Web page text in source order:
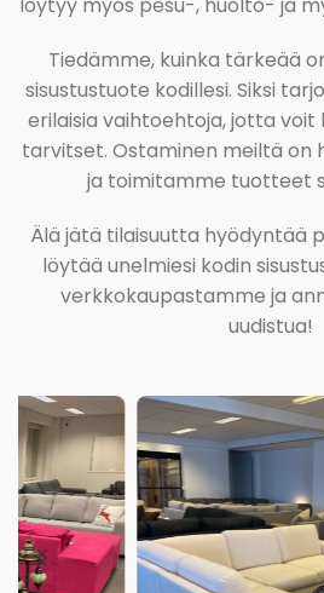
Tiedämme, kuinka tärkeää
sisustustuote kodillesi. Siksi
erilaisia vaihtoehtoja, jotta voit
tarvitset. Ostaminen meiltä on
ja toimitamme tuotteet
Älä jätä tilaisuutta hyödyntää
löytää unelmiesi kodin
verkkokaupastamme ja
uudistua!